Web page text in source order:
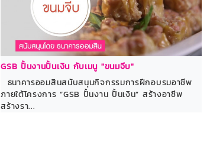
GSB ปั้นงานปั้นเงิน กับเมนู "ขนมจีบ"
ธนาคารออมสินสนับสนุนกิจกรรมการฝึกอบรมอาชีพ
ภายใต้โครงการ “GSB ปั้นงาน ปั้นเงิน” สร้างอาชีพ
สร้างรา...